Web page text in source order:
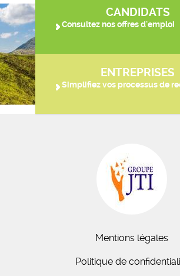
CANDIDATS
Consultez nos offres d'emploi
ENTREPRISES
Simplifiez vos processus de
Mentions légales
Politique de